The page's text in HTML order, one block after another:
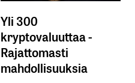
Yli 300
kryptovaluuttaa -
Rajattomasti
mahdollisuuksia